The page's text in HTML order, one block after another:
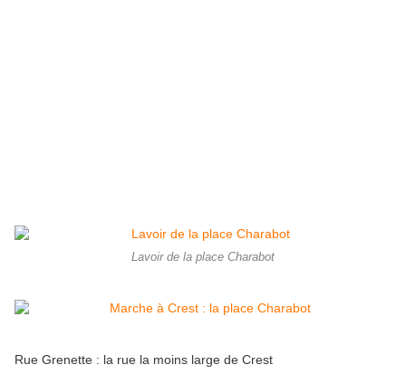
Lavoir de la place Charabot
Rue Grenette : la rue la moins large de Crest